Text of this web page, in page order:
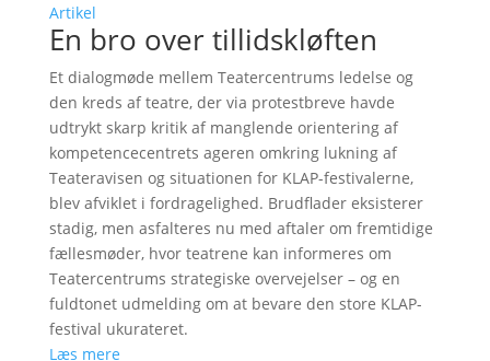
Artikel
En bro over tillidskløften
Et dialogmøde mellem Teatercentrums ledelse og
den kreds af teatre, der via protestbreve havde
udtrykt skarp kritik af manglende orientering af
kompetencecentrets ageren omkring lukning af
Teateravisen og situationen for KLAP-festivalerne,
blev afviklet i fordragelighed. Brudflader eksisterer
stadig, men asfalteres nu med aftaler om fremtidige
fællesmøder, hvor teatrene kan informeres om
Teatercentrums strategiske overvejelser – og en
fuldtonet udmelding om at bevare den store KLAP-
festival ukurateret.
Læs mere